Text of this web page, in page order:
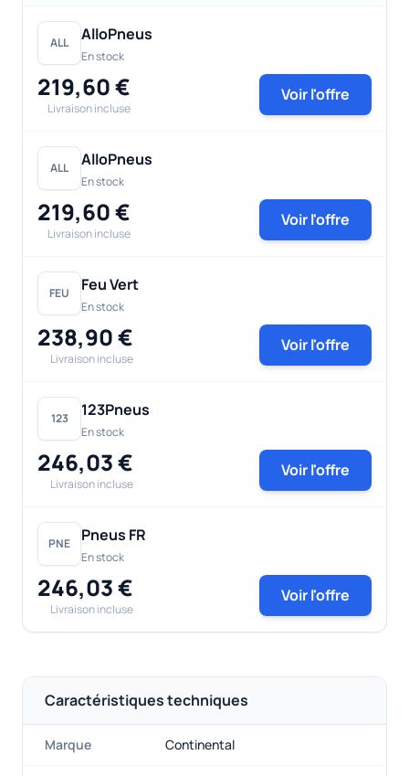
ALL AlloPneus
En stock
219,60 €
Livraison incluse
Voir l'offre
ALL AlloPneus
En stock
219,60 €
Livraison incluse
Voir l'offre
FEU Feu Vert
En stock
238,90 €
Livraison incluse
Voir l'offre
123 123Pneus
En stock
246,03 €
Livraison incluse
Voir l'offre
PNE Pneus FR
En stock
246,03 €
Livraison incluse
Voir l'offre
Caractéristiques techniques
Marque Continental